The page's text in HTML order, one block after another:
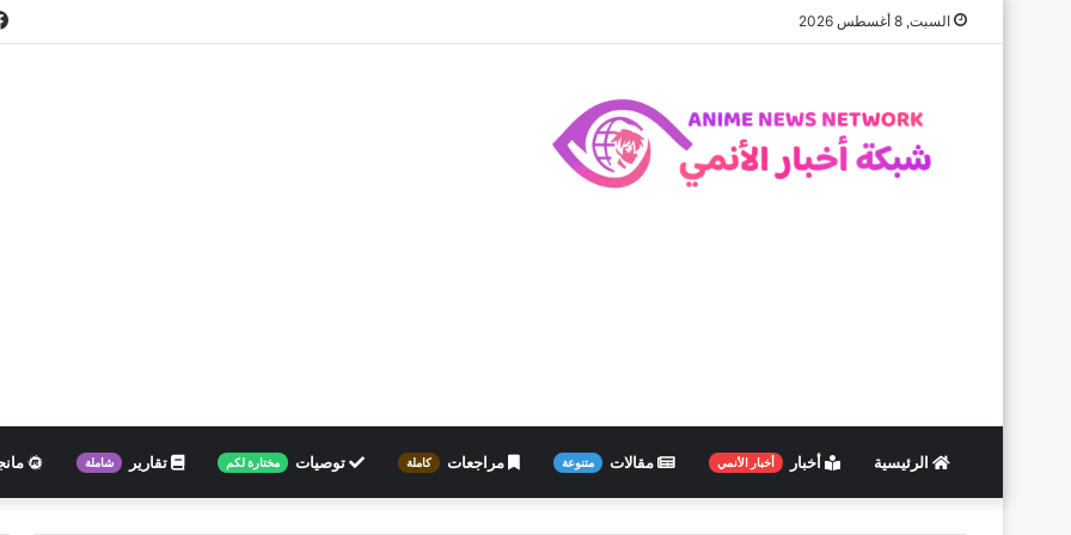
السبت, 8 أغسطس 2026
الرئيسية أخبار أخبار الأنمي مقالات متنوعة مراجعات كاملة توصيات مختارة لكم تقارير شاملة